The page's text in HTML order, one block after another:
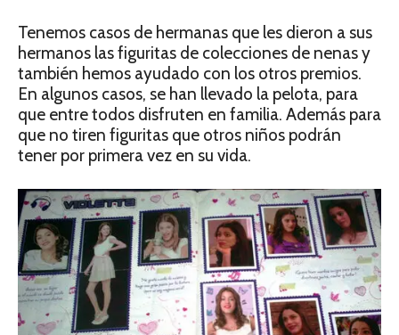
Tenemos casos de hermanas que les dieron a sus
hermanos las figuritas de colecciones de nenas y
también hemos ayudado con los otros premios.
En algunos casos, se han llevado la pelota, para
que entre todos disfruten en familia. Además para
que no tiren figuritas que otros niños podrán
tener por primera vez en su vida.